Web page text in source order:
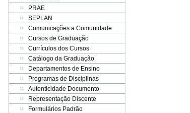
PRAE
SEPLAN
Comunicações a Comunidade
Cursos de Graduação
Currículos dos Cursos
Catálogo da Graduação
Departamentos de Ensino
Programas de Disciplinas
Autenticidade Documento
Representação Discente
Formulários Padrão